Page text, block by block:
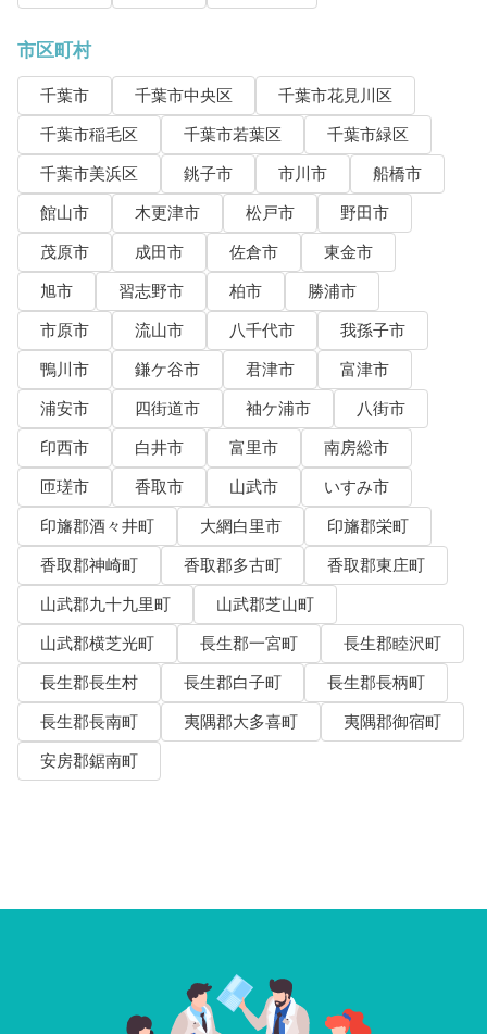
市区町村
千葉市 千葉市中央区
千葉市花見川区
千葉市稲毛区
千葉市若葉区
千葉市緑区
千葉市美浜区
銚子市 市川市
船橋市
館山市
木更津市 松戸市
野田市
茂原市
成田市 佐倉市
東金市
旭市
習志野市 柏市
勝浦市
市原市
流山市 八千代市
我孫子市
鴨川市
鎌ケ谷市 君津市
富津市
浦安市
四街道市 袖ケ浦市
八街市
印西市
白井市 富里市
南房総市
匝瑳市
香取市 山武市
いすみ市
印旛郡酒々井町
大網白里市
印旛郡栄町
香取郡神崎町
香取郡多古町
香取郡東庄町
山武郡九十九里町
山武郡芝山町
山武郡横芝光町
長生郡一宮町
長生郡睦沢町
長生郡長生村
長生郡白子町
長生郡長柄町
長生郡長南町
夷隅郡大多喜町
夷隅郡御宿町
安房郡鋸南町